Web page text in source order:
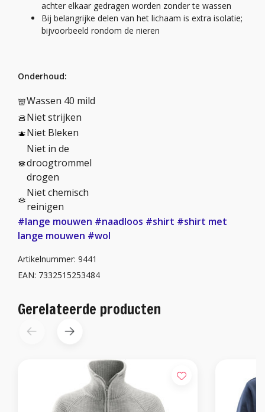
achter elkaar gedragen worden zonder te wassen
Bij belangrijke delen van het lichaam is extra isolatie;
bijvoorbeeld rondom de nieren
Onderhoud:
Wassen 40 mild
Niet strijken
Niet Bleken
Niet in de
droogtrommel
drogen
Niet chemisch
reinigen
#lange mouwen #naadloos #shirt #shirt met
lange mouwen #wol
Artikelnummer: 9441
EAN: 7332515253484
Gerelateerde producten